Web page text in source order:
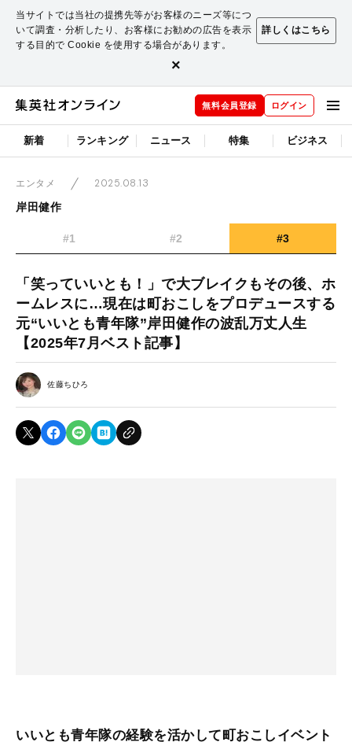
当サイトでは当社の提携先等がお客様のニーズ等につ
いて調査・分析したり、お客様にお勧めの広告を表示
する目的で Cookie を使用する場合があります。
詳しくはこちら
×
無料会員登録 ログイン
新着 ランキング ニュース 特集 ビジネス
エンタメ
2025.08.13
岸田健作
#1 #2 #3
「笑っていいとも！」で大ブレイクもその後、ホ
ームレスに…現在は町おこしをプロデュースする
元“いいとも青年隊”岸田健作の波乱万丈人生
【2025年7月ベスト記事】
佐藤ちひろ
いいとも青年隊の経験を活かして町おこしイベント